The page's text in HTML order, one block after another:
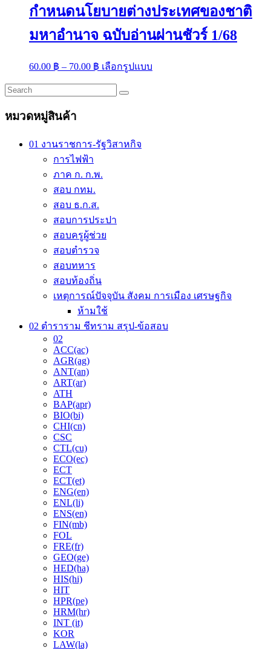
กำหนดนโยบายต่างประเทศของชาติ
มหาอำนาจ ฉบับอ่านผ่านชัวร์ 1/68
60.00 ฿ – 70.00 ฿ Price
range:
60.00 ฿
เลือกรูปแบบ
product
หมวดหมู่สินค้า
01 งานราชการ-รัฐวิสาหกิจ
การไฟฟ้า
ภาค ก. ก.พ.
สอบ กทม.
สอบ ธ.ก.ส.
สอบการประปา
สอบครูผู้ช่วย
สอบตำรวจ
สอบทหาร
สอบท้องถิ่น
เหตุการณ์ปัจจุบัน สังคม การเมือง เศรษฐกิจ
ห้ามใช้
02 ตำราราม ชีทราม สรุป-ข้อสอบ
02
ACC(ac)
AGR(ag)
ANT(an)
ART(ar)
ATH
BAP(apr)
BIO(bi)
CHI(cn)
CSC
CTL(cu)
ECO(ec)
ECT
ECT(et)
ENG(en)
ENL(li)
ENS(en)
FIN(mb)
FOL
FRE(fr)
GEO(ge)
HED(ha)
HIS(hi)
HIT
HPR(pe)
HRM(hr)
INT (it)
KOR
LAW(la)